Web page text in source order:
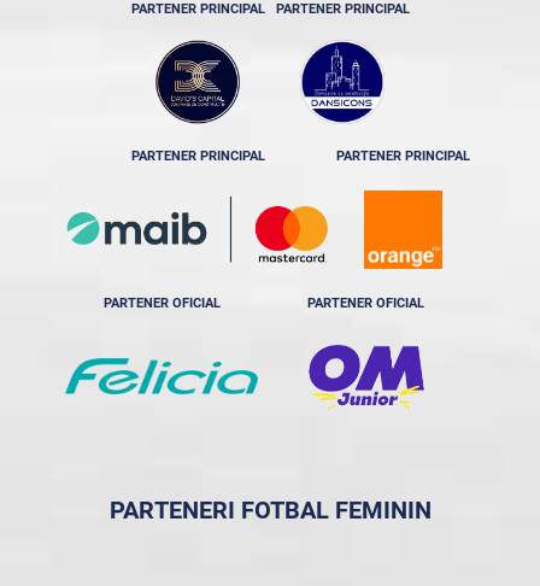
PARTENER PRINCIPAL PARTENER PRINCIPAL
PARTENER PRINCIPAL PARTENER PRINCIPAL
PARTENER OFICIAL PARTENER OFICIAL
PARTENERI FOTBAL FEMININ